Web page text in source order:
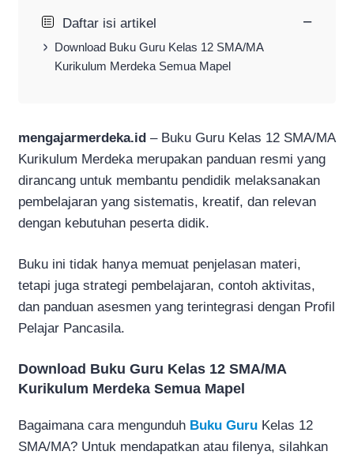
Daftar isi artikel −
Download Buku Guru Kelas 12 SMA/MA
Kurikulum Merdeka Semua Mapel
mengajarmerdeka.id – Buku Guru Kelas 12 SMA/MA
Kurikulum Merdeka merupakan panduan resmi yang
dirancang untuk membantu pendidik melaksanakan
pembelajaran yang sistematis, kreatif, dan relevan
dengan kebutuhan peserta didik.
Buku ini tidak hanya memuat penjelasan materi,
tetapi juga strategi pembelajaran, contoh aktivitas,
dan panduan asesmen yang terintegrasi dengan Profil
Pelajar Pancasila.
Download Buku Guru Kelas 12 SMA/MA
Kurikulum Merdeka Semua Mapel
Bagaimana cara mengunduh Buku Guru Kelas 12
SMA/MA? Untuk mendapatkan atau filenya, silahkan